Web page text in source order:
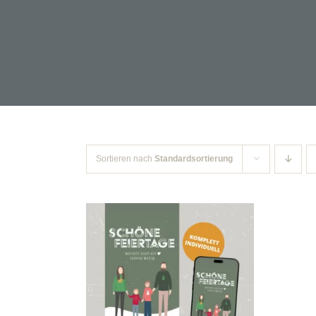
Sortieren nach Standardsortierung
IN DEN WARENKORB
/
DETAILS